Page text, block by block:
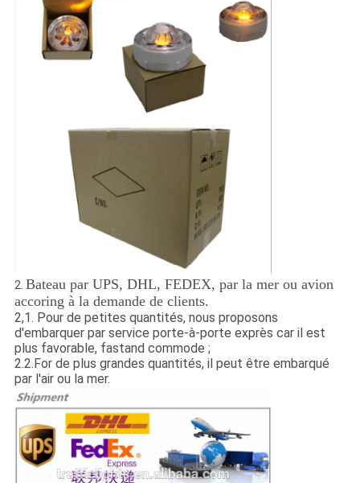
2. Bateau par UPS, DHL, FEDEX, par la mer ou avion
accoring à la demande de clients.
2,1. Pour de petites quantités, nous proposons
d'embarquer par service porte-à-porte exprès car il est
plus favorable, fastand commode ;
2.2.For de plus grandes quantités, il peut être embarqué
par l'air ou la mer.